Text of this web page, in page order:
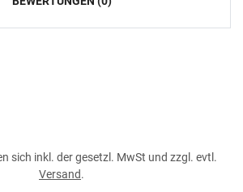
sich inkl. der gesetzl. MwSt und zzgl. evtl.
Versand.